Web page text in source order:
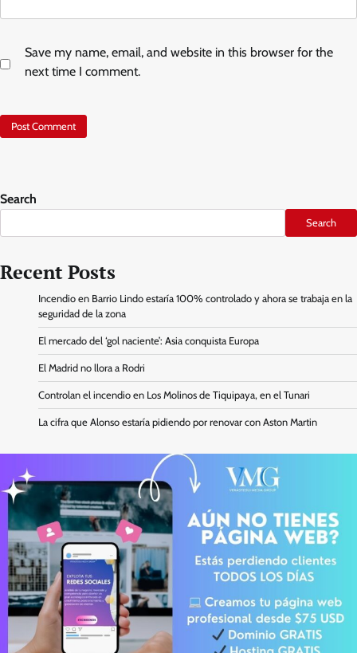
Save my name, email, and website in this browser for the
next time I comment.
Search
Search
Recent Posts
Incendio en Barrio Lindo estaría 100% controlado y ahora se trabaja en la
seguridad de la zona
El mercado del ‘gol naciente’: Asia conquista Europa
El Madrid no llora a Rodri
Controlan el incendio en Los Molinos de Tiquipaya, en el Tunari
La cifra que Alonso estaría pidiendo por renovar con Aston Martin